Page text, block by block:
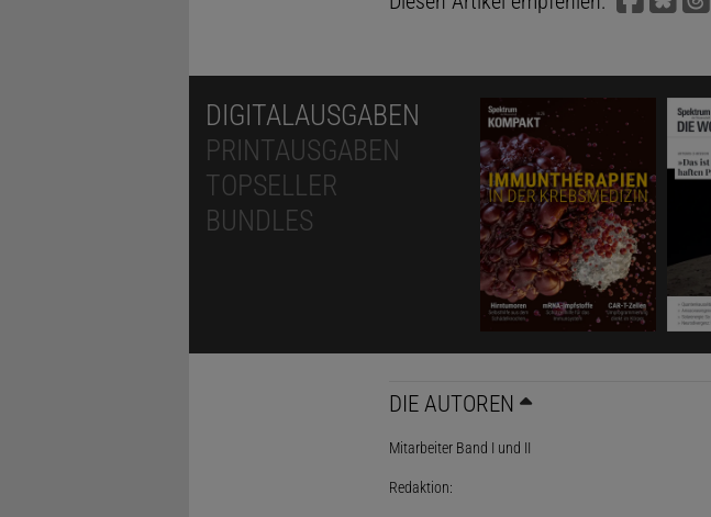
DIGITALAUSGABEN
PRINTAUSGABEN
TOPSELLER
BUNDLES
DIE AUTOREN
Mitarbeiter Band I und II
Redaktion: